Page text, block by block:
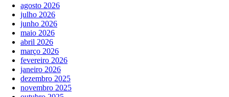
agosto 2026
julho 2026
junho 2026
maio 2026
abril 2026
março 2026
fevereiro 2026
janeiro 2026
dezembro 2025
novembro 2025